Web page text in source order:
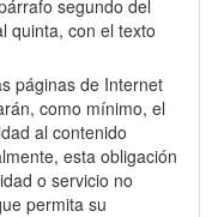
segundo del
quinta, con el texto
páginas de Internet
como mínimo, el
al contenido
esta obligación
o servicio no
permita su